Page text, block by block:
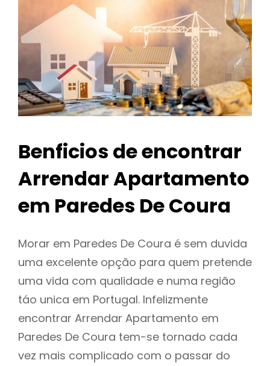
Benficios de encontrar
Arrendar Apartamento
em Paredes De Coura
Morar em Paredes De Coura é sem duvida
uma excelente opção para quem pretende
uma vida com qualidade e numa região
táo unica em Portugal. Infelizmente
encontrar Arrendar Apartamento em
Paredes De Coura tem-se tornado cada
vez mais complicado com o passar do